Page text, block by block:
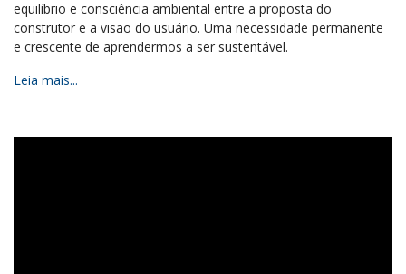
equilíbrio e consciência ambiental entre a proposta do
construtor e a visão do usuário. Uma necessidade permanente
e crescente de aprendermos a ser sustentável.
Leia mais...